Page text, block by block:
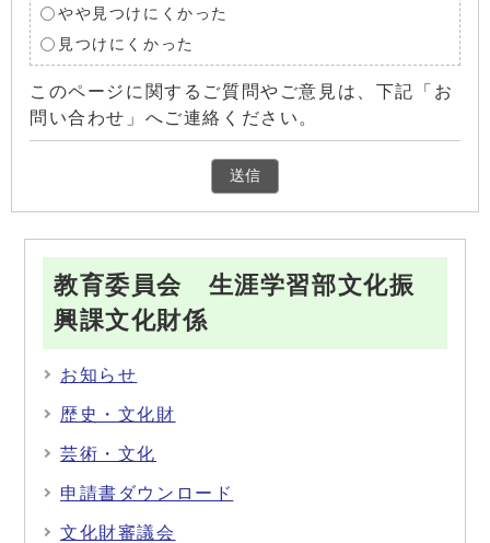
やや見つけにくかった
見つけにくかった
このページに関するご質問やご意見は、下記「お
問い合わせ」へご連絡ください。
教育委員会 生涯学習部文化振
興課文化財係
お知らせ
歴史・文化財
芸術・文化
申請書ダウンロード
文化財審議会